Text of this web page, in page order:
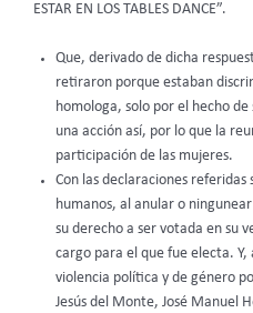
ESTAR EN LOS TABLES DANCE”.
Que, derivado de dicha
retiraron porque estaban
homologa, solo por el hecho
una acción así, por lo que la
participación de las mujeres.
Con las declaraciones referidas
humanos, al anular o
su derecho a ser votada en su
cargo para el que fue electa.
violencia política y de género
Jesús del Monte, José Manuel